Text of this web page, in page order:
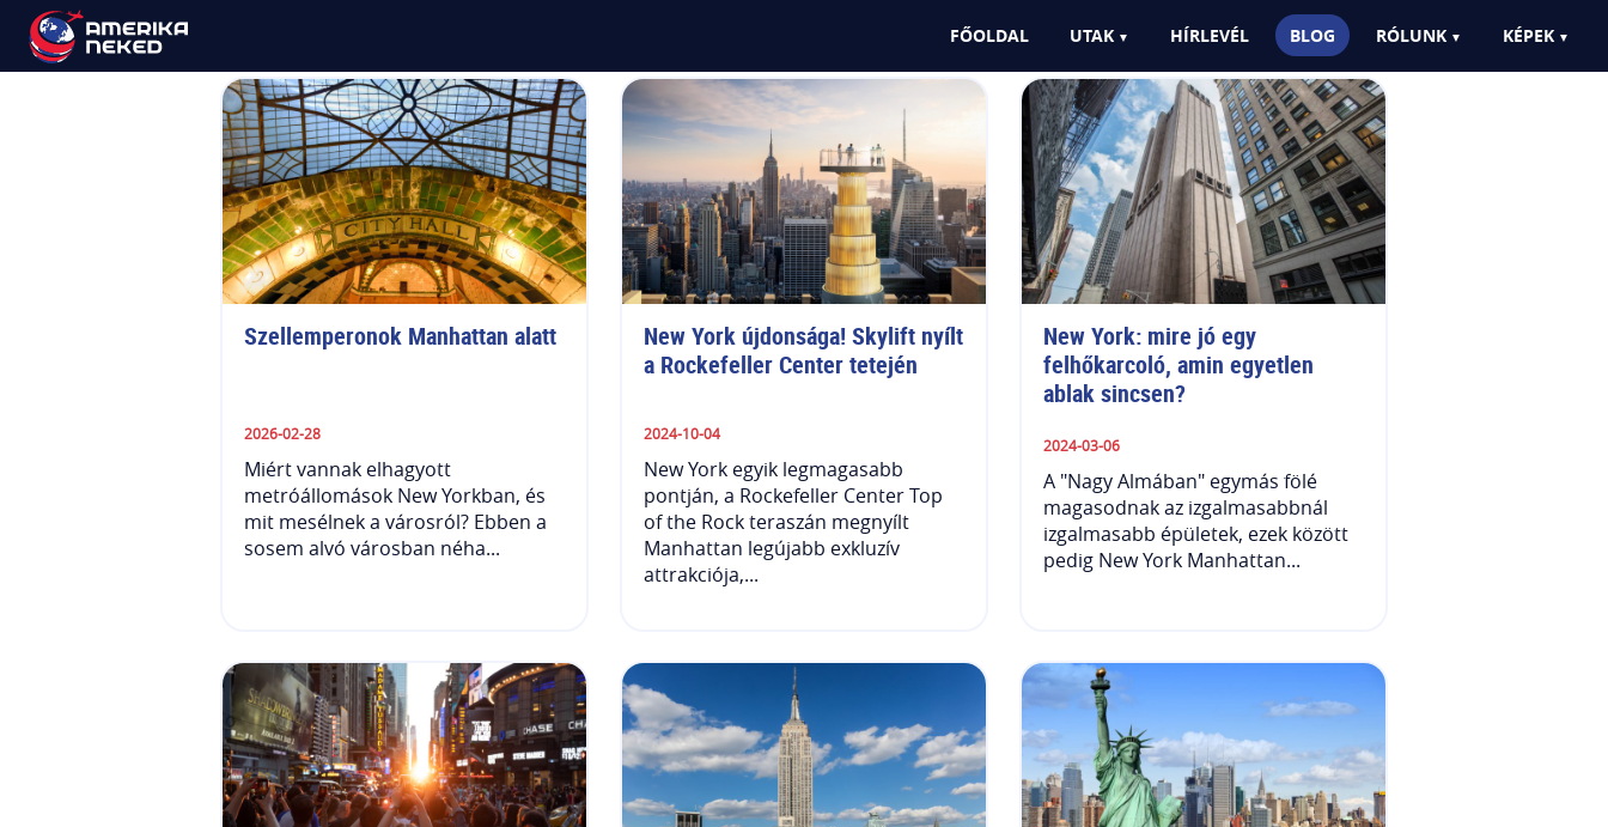
FŐOLDAL UTAK HÍRLEVÉL BLOG RÓLUNK KÉPEK
Szellemperonok Manhattan alatt
2026-02-28
Miért vannak elhagyott
metróállomások New Yorkban, és
mit mesélnek a városról? Ebben a
sosem alvó városban néha...
New York újdonsága! Skylift nyílt
a Rockefeller Center tetején
2024-10-04
New York egyik legmagasabb
pontján, a Rockefeller Center Top
of the Rock teraszán megnyílt
Manhattan legújabb exkluzív
attrakciója,...
New York: mire jó egy
felhőkarcoló, amin egyetlen
ablak sincsen?
2024-03-06
A "Nagy Almában" egymás fölé
magasodnak az izgalmasabbnál
izgalmasabb épületek, ezek között
pedig New York Manhattan...